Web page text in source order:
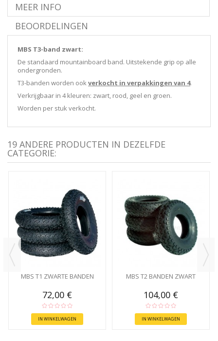
MEER INFO
BEOORDELINGEN
MBS T3-band zwart:
De standaard mountainboard band. Uitstekende grip op alle
ondergronden.
T3-banden worden ookverkocht in verpakkingen van 4.
Verkrijgbaar in 4 kleuren: zwart, rood, geel en groen.
Worden per stuk verkocht.
19 ANDERE PRODUCTEN IN DEZELFDE
CATEGORIE:
MBS T1 ZWARTE BANDEN
72,00 €
IN WINKELWAGEN
MBS T2 BANDEN ZWART
104,00 €
IN WINKELWAGEN